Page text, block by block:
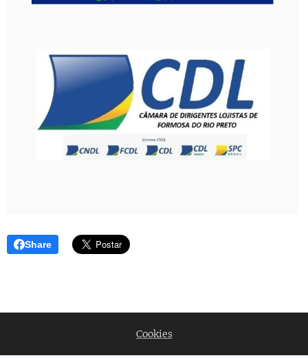
Share
Cookies